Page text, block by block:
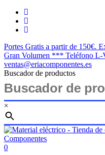
Saltar
contenido
twitter
facebook
instagram
Portes Gratis a partir de 150€.
Gran Volumen *** Teléfono L-
ventas@eriacomponentes.es
Buscador de productos
×
Cerrar
búsqueda
buscar
account
0